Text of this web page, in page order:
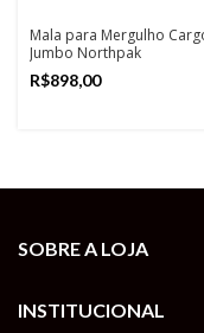
Mala para Mergulho
Jumbo Northpak
R$
SOBRE A LOJA
INSTITUCIONAL